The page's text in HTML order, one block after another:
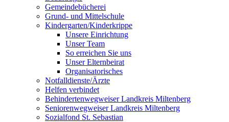
Gemeindebücherei
Grund- und Mittelschule
Kindergarten/Kinderkrippe
Unsere Einrichtung
Unser Team
So erreichen Sie uns
Unser Elternbeirat
Organisatorisches
Notfalldienste/Ärzte
Helfen verbindet
Behindertenwegweiser Landkreis Miltenberg
Seniorenwegweiser Landkreis Miltenberg
Sozialfond St. Sebastian